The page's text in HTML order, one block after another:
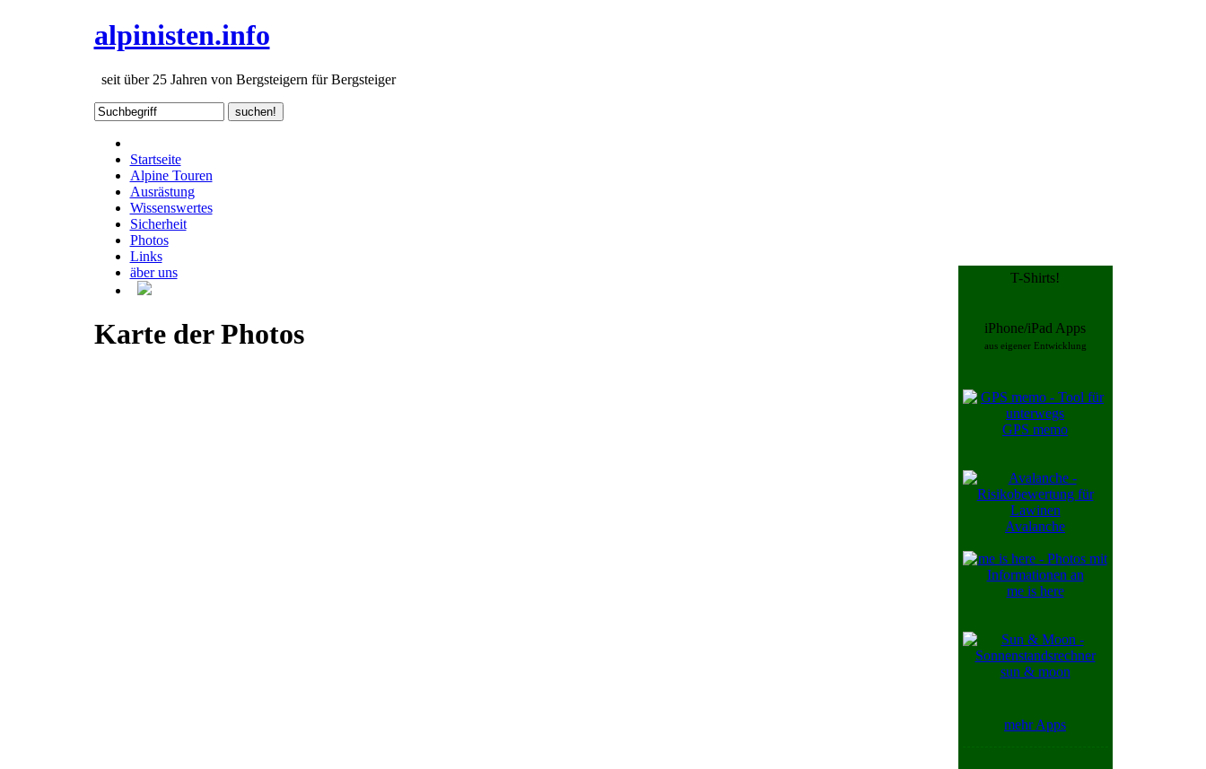
T-Shirts!
iPhone/iPad Apps
aus eigener Entwicklung
GPS memo
Avalanche
me is here
sun & moon
mehr Apps
alpinisten.info
seit über 25 Jahren von Bergsteigern für Bergsteiger
Startseite
Alpine Touren
Ausrästung
Wissenswertes
Sicherheit
Photos
Links
äber uns
Karte der Photos